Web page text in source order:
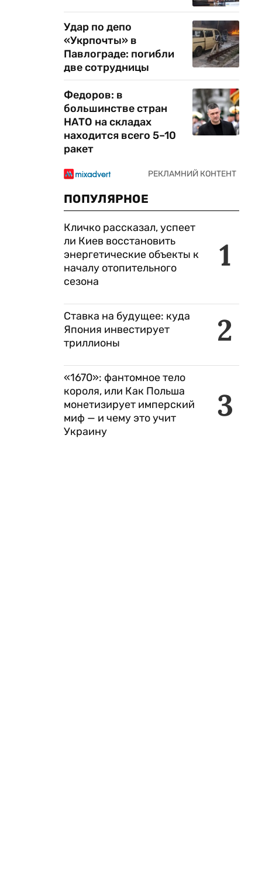
Удар по депо
«Укрпочты» в
Павлограде: погибли
две сотрудницы
Федоров: в
большинстве стран
НАТО на складах
находится всего 5–10
ракет
ПОПУЛЯРНОЕ
1
Кличко рассказал, успеет
ли Киев восстановить
энергетические объекты к
началу отопительного
сезона
2
Ставка на будущее: куда
Япония инвестирует
триллионы
3
«1670»: фантомное тело
короля, или Как Польша
монетизирует имперский
миф — и чему это учит
Украину